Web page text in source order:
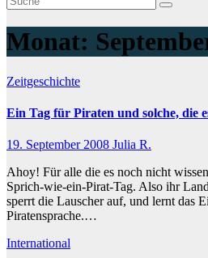
Monat:
Zeitgeschichte
Ein Tag für Piraten und solche, die
19. September 2008 Julia R.
Ahoy! Für alle die es noch nicht
Sprich-wie-ein-Pirat-Tag. Also ihr
sperrt die Lauscher auf, und lernt das
Piratensprache.…
International